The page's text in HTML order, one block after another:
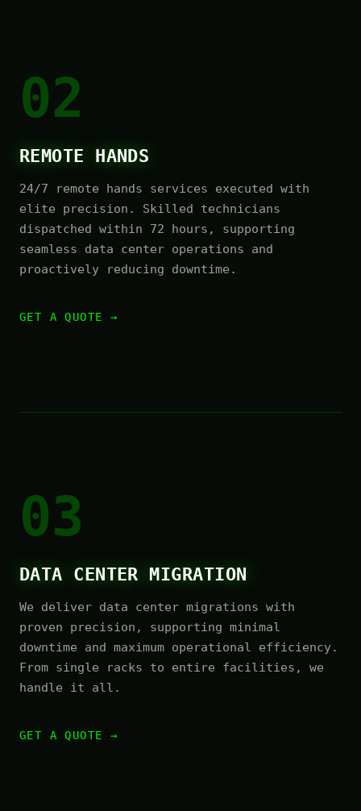
02
REMOTE HANDS
24/7 remote hands services executed with
elite precision. Skilled technicians
dispatched within 72 hours, supporting
seamless data center operations and
proactively reducing downtime.
GET A QUOTE
03
DATA CENTER MIGRATION
We deliver data center migrations with
proven precision, supporting minimal
downtime and maximum operational efficiency.
From single racks to entire facilities, we
handle it all.
GET A QUOTE